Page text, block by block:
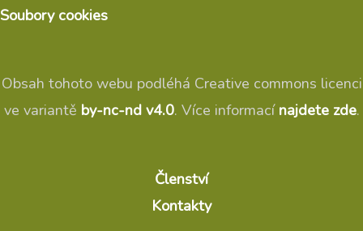
Soubory cookies
Obsah tohoto webu podléhá Creative commons licenci
ve variantě by-nc-nd v4.0. Více informací najdete zde.
Členství
Kontakty